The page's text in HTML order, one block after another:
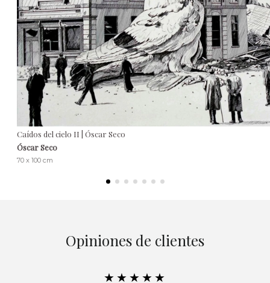
Caídos del cielo II | Óscar Seco
Óscar Seco
70 x 100 cm
Opiniones de clientes
★★★★★